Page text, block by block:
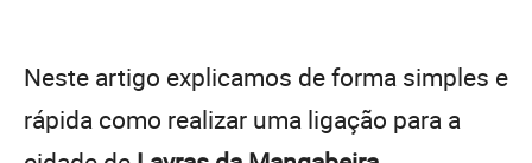
Neste artigo explicamos de forma simples e
rápida como realizar uma ligação para a